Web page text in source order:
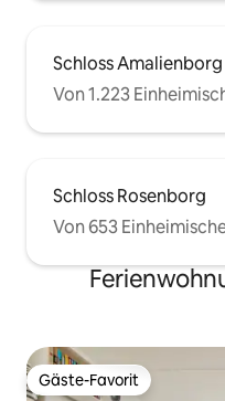
Schloss Amalienborg
Von 1.223
Schloss Rosenborg
Von 653
Gäste-Favorit
Gäste-Favorit